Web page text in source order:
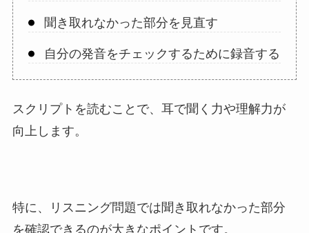
聞き取れなかった部分を見直す
自分の発音をチェックするために録音する
スクリプトを読むことで、耳で聞く力や理解力が
向上します。
特に、リスニング問題では聞き取れなかった部分
を確認できるのが大きなポイントです。